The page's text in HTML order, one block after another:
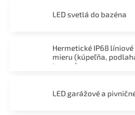
LED svetlá do bazéna
Hermetické IP68
mieru (kúpeľňa,
terasa)
LED garážové a